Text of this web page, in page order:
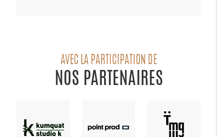
AVEC LA PARTICIPATION DE
NOS PARTENAIRES